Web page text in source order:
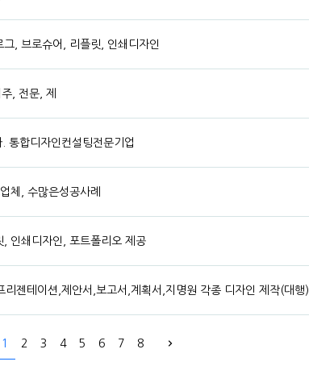
, 브로슈어, 리플릿, 인쇄디자인
, 전문, 제
통합디자인컨설팅전문기업
체, 수많은성공사례
인쇄디자인, 포트폴리오 제공
젠테이션,제안서,보고서,계획서,지명원 각종 디자인 제작(대행)
1 2 3 4 5 6 7 8